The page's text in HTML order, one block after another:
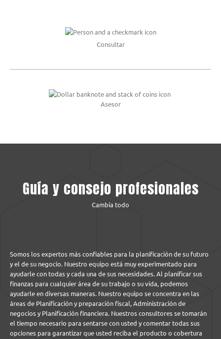
Consultar
Asesor
Guía y consejo profesionales
Cambia todo
Somos los expertos más confiables para la planificación de su futuro
y el de su negocio. Nuestro equipo está muy experimentado para
ayudarle con todas y cada una de sus necesidades. Al planificar sus
finanzas para cualquier área de su trabajo o su vida, podemos
ayudarle en diversas maneras. Nuestro equipo se concentra en las
áreas de Planificación y preparación fiscal, Administración de
negocios y Planificación financiera. Nuestros consultores se tomarán
el tiempo necesario para sentarse con usted y comentar todas sus
opciones para garantizar que usted reciba el producto o cobertura